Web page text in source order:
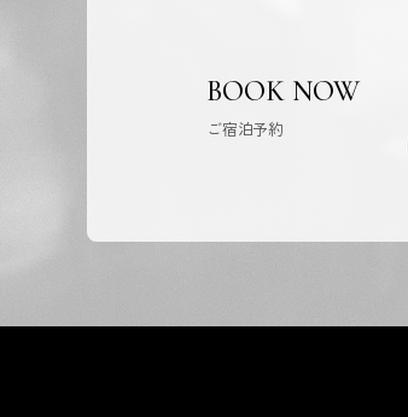
BOOK NOW
ご宿泊予約